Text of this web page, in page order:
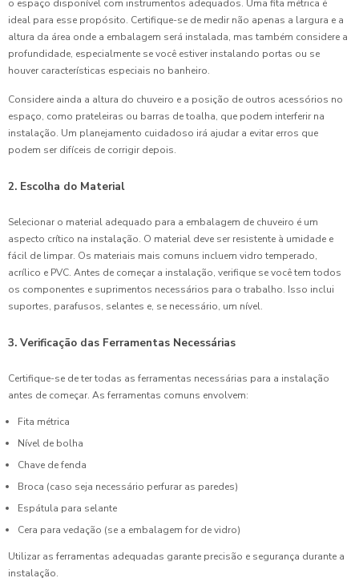
o espaço disponível com instrumentos adequados. Uma fita métrica é
ideal para esse propósito. Certifique-se de medir não apenas a largura e a
altura da área onde a embalagem será instalada, mas também considere a
profundidade, especialmente se você estiver instalando portas ou se
houver características especiais no banheiro.
Considere ainda a altura do chuveiro e a posição de outros acessórios no
espaço, como prateleiras ou barras de toalha, que podem interferir na
instalação. Um planejamento cuidadoso irá ajudar a evitar erros que
podem ser difíceis de corrigir depois.
2. Escolha do Material
Selecionar o material adequado para a embalagem de chuveiro é um
aspecto crítico na instalação. O material deve ser resistente à umidade e
fácil de limpar. Os materiais mais comuns incluem vidro temperado,
acrílico e PVC. Antes de começar a instalação, verifique se você tem todos
os componentes e suprimentos necessários para o trabalho. Isso inclui
suportes, parafusos, selantes e, se necessário, um nível.
3. Verificação das Ferramentas Necessárias
Certifique-se de ter todas as ferramentas necessárias para a instalação
antes de começar. As ferramentas comuns envolvem:
Fita métrica
Nível de bolha
Chave de fenda
Broca (caso seja necessário perfurar as paredes)
Espátula para selante
Cera para vedação (se a embalagem for de vidro)
Utilizar as ferramentas adequadas garante precisão e segurança durante a
instalação.